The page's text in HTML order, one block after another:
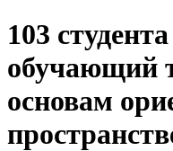
103
обучающий
основам